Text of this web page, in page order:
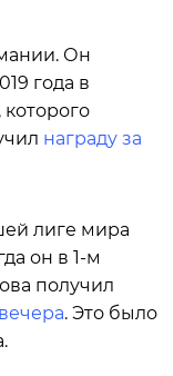
Он
года в
награду за
лиге мира
он в 1-м
получил
. Это было